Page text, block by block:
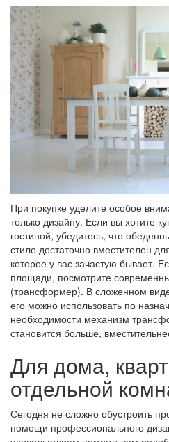
При покупке уделите особое
только дизайну. Если вы хотите
гостиной, убедитесь, что
стиле достаточно вместителен
которое у вас зачастую бывает.
площади, посмотрите
(трансформер). В сложенном
его можно использовать по
необходимости механизм
становится больше,
Для дома,
отдельной
Сегодня не сложно обустроить
помощи профессионального